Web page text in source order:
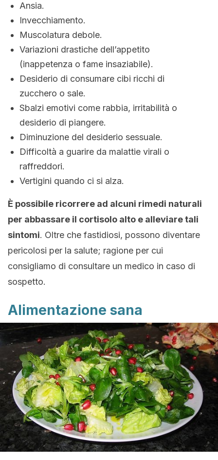
Ansia.
Invecchiamento.
Muscolatura debole.
Variazioni drastiche dell’appetito
(inappetenza o fame insaziabile).
Desiderio di consumare cibi ricchi di
zucchero o sale.
Sbalzi emotivi come rabbia, irritabilità o
desiderio di piangere.
Diminuzione del desiderio sessuale.
Difficoltà a guarire da malattie virali o
raffreddori.
Vertigini quando ci si alza.
È possibile ricorrere ad alcuni rimedi naturali
per abbassare il cortisolo alto e alleviare tali
sintomi. Oltre che fastidiosi, possono diventare
pericolosi per la salute; ragione per cui
consigliamo di consultare un medico in caso di
sospetto.
Alimentazione sana